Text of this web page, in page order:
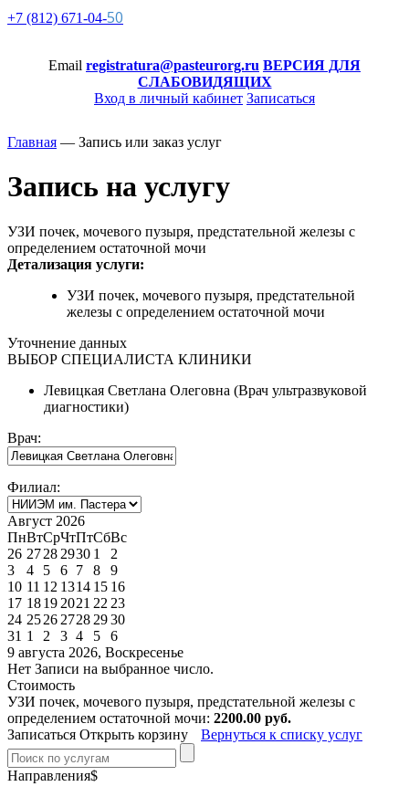
+7 (812) 671-04-50
Email registratura@pasteurorg.ru ВЕРСИЯ ДЛЯ
СЛАБОВИДЯЩИХ
Вход в личный кабинет Записаться
Главная — Запись или заказ услуг
Запись на услугу
УЗИ почек, мочевого пузыря, предстательной железы с
определением остаточной мочи
Детализация услуги:
УЗИ почек, мочевого пузыря, предстательной
железы с определением остаточной мочи
Уточнение данных
ВЫБОР СПЕЦИАЛИСТА КЛИНИКИ
Левицкая Светлана Олеговна (Врач ультразвуковой
диагностики)
Врач:
Филиал:
Август 2026
ПнВтСрЧтПтСбВс
26 2728 2930 1
2
3
4 5 6 7 8
9
10 11 12 1314 15 16
17 1819 2021 22 23
24 2526 2728 2930
31 1 2 3 4 5
6
9 августа 2026, Воскресенье
Нет Записи на выбранное число.
Стоимость
УЗИ почек, мочевого пузыря, предстательной железы с
определением остаточной мочи: 2200.00 руб.
Записаться Открыть корзину Вернуться к списку услуг
Направления$